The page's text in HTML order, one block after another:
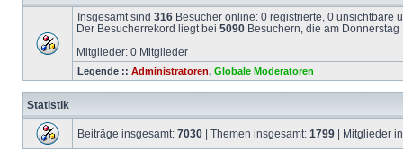
Insgesamt sind 316 Besucher online: 0 registrierte, 0 unsichtbare
Der Besucherrekord liegt bei 5090 Besuchern, die am
Mitglieder: 0 Mitglieder
Legende :: Administratoren, Globale Moderatoren
Statistik
Beiträge insgesamt: 7030 | Themen insgesamt: 1799 | Mitglieder